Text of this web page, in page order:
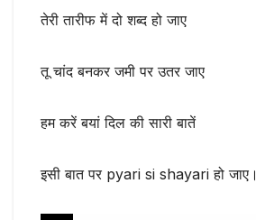
तेरी तारीफ में दो शब्द हो जाए
तू चांद बनकर जमी पर उतर जाए
हम करें बयां दिल की सारी बातें
इसी बात पर pyari si shayari हो जाए।